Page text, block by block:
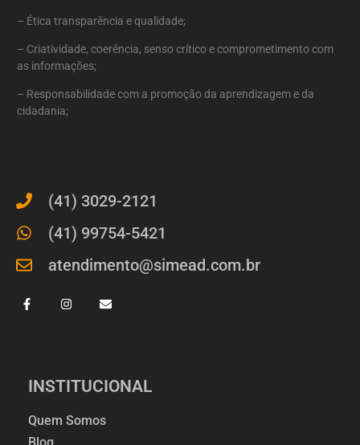
INSTITUCIONAL
Quem Somos
(41) 3029-2121
(41) 99754-5421
atendimento@simead.com.br
– Ética transparência e qualidade;
– Criatividade, coerência, senso crítico e comprometimento com
as informações;
– Responsabilidade com a promoção da aprendizagem e da
cidadania;